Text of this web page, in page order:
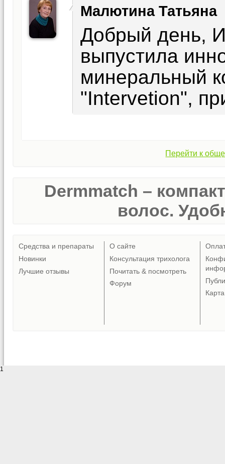
Малютина Татьяна
Добрый день,
выпустила
минеральный
"Intervetion",
Перейти к
Dermmatch –
волос.
Средства и препараты
Новинки
Лучшие отзывы
О сайте
Консультация трихолога
Почитать & посмотреть
Форум
1